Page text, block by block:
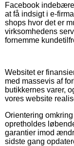
Facebook
at få indsigt i e-
shops hvor det er
virksomhedens
fornemme
Websitet er
med massevis af
butikkernes varer,
vores website
Orientering
opretholdes
garantier imod
sidste gang